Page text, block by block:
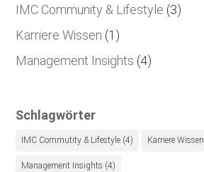
IMC Community & Lifestyle (3)
Karriere Wissen (1)
Management Insights (4)
Schlagwörter
IMC Commutity & Lifestyle (4) Karriere Wissen
Management Insights (4)